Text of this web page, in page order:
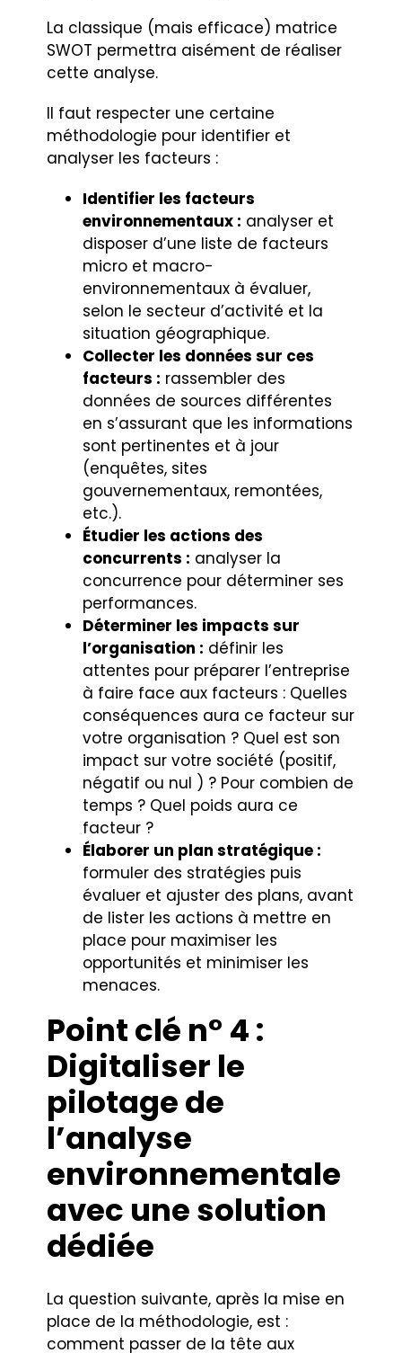
La classique (mais efficace) matrice
SWOT permettra aisément de réaliser
cette analyse.
Il faut respecter une certaine
méthodologie pour identifier et
analyser les facteurs :
Identifier les facteurs
environnementaux : analyser et
disposer d’une liste de facteurs
micro et macro-
environnementaux à évaluer,
selon le secteur d’activité et la
situation géographique.
Collecter les données sur ces
facteurs : rassembler des
données de sources différentes
en s’assurant que les informations
sont pertinentes et à jour
(enquêtes, sites
gouvernementaux, remontées,
etc.).
Étudier les actions des
concurrents : analyser la
concurrence pour déterminer ses
performances.
Déterminer les impacts sur
l’organisation : définir les
attentes pour préparer l’entreprise
à faire face aux facteurs : Quelles
conséquences aura ce facteur sur
votre organisation ? Quel est son
impact sur votre société (positif,
négatif ou nul ) ? Pour combien de
temps ? Quel poids aura ce
facteur ?
Élaborer un plan stratégique :
formuler des stratégies puis
évaluer et ajuster des plans, avant
de lister les actions à mettre en
place pour maximiser les
opportunités et minimiser les
menaces.
Point clé n° 4 :
Digitaliser le
pilotage de
l’analyse
environnementale
avec une solution
dédiée
La question suivante, après la mise en
place de la méthodologie, est :
comment passer de la tête aux